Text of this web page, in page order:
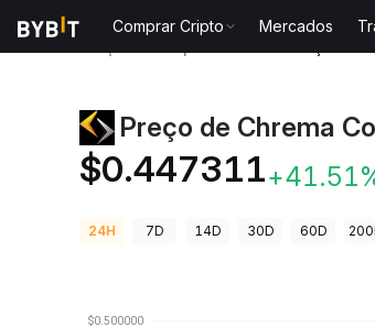
Comprar Cripto Mercados
Preço de Chrema
$0.447311
24H 7D 14D 30D 60D